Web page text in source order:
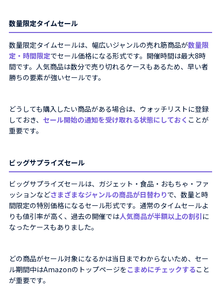
数量限定タイムセール
数量限定タイムセールは、幅広いジャンルの売れ筋商品が数量限
定・時間限定でセール価格になる形式です。開催時間は最大8時
間です。人気商品は数分で売り切れるケースもあるため、早い者
勝ちの要素が強いセールです。
どうしても購入したい商品がある場合は、ウォッチリストに登録
しておき、 セール開始の通知を受け取れる状態にしておく ことが
重要です。
ビッグサプライズセール
ビッグサプライズセールは、ガジェット・食品・おもちゃ・ファ
ッションなどさまざまなジャンルの商品が日替わりで、数量と時
間限定の特別価格になるセール形式です。通常のタイムセールよ
りも値引率が高く、過去の開催では人気商品が半額以上の割引 に
なったケースもありました。
どの商品がセール対象になるかは当日までわからないため、セー
ル期間中はAmazonのトップページをこまめにチェックすること
が重要です。